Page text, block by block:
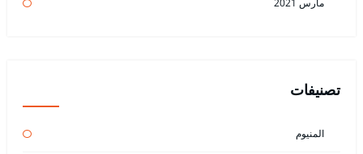
مارس 2021
تصنيفات
المنيوم